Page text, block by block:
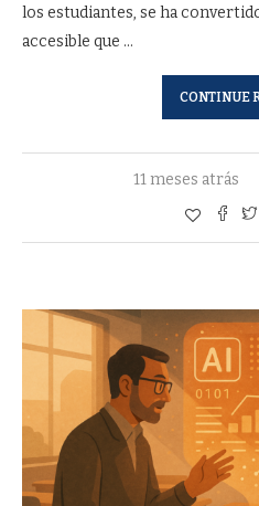
los estudiantes, se ha
accesible que …
CONTINUE
11 meses atrás